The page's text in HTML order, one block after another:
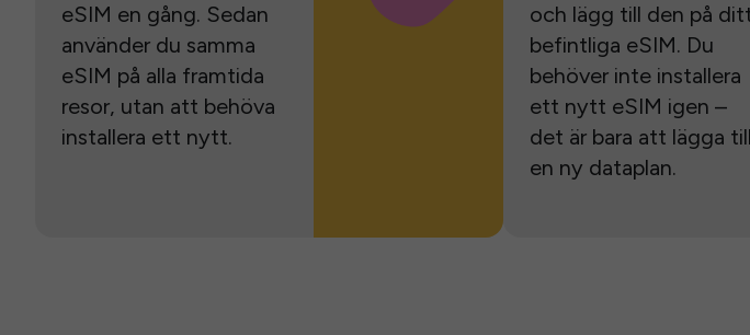
eSIM en gång. Sedan
använder du samma
eSIM på alla framtida
resor, utan att behöva
installera ett nytt.
och lägg till den på
befintliga eSIM. Du
behöver inte installera
ett nytt eSIM igen –
det är bara att lägga till
en ny dataplan.